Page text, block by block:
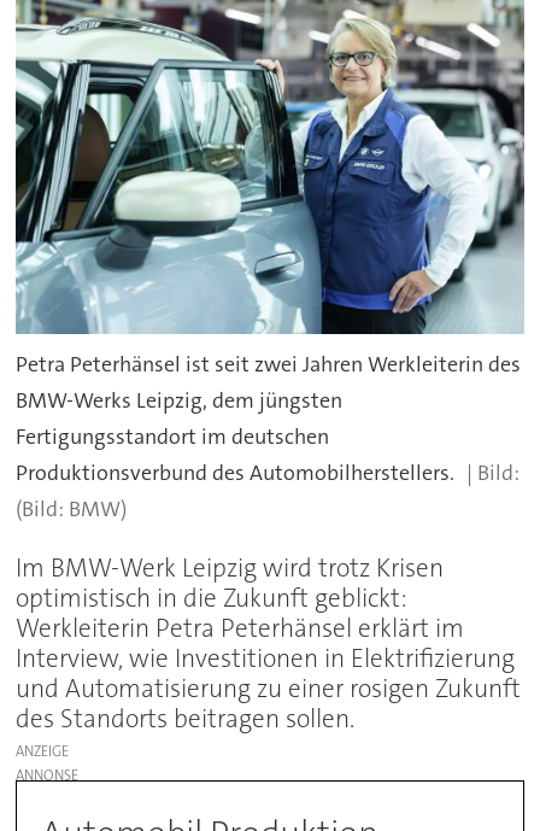
Petra Peterhänsel ist seit zwei Jahren Werkleiterin des
BMW-Werks Leipzig, dem jüngsten
Fertigungsstandort im deutschen
Produktionsverbund des Automobilherstellers.
(Bild: BMW)
Im BMW-Werk Leipzig wird trotz Krisen
optimistisch in die Zukunft geblickt:
Werkleiterin Petra Peterhänsel erklärt im
Interview, wie Investitionen in Elektrifizierung
und Automatisierung zu einer rosigen Zukunft
des Standorts beitragen sollen.
ANZEIGE